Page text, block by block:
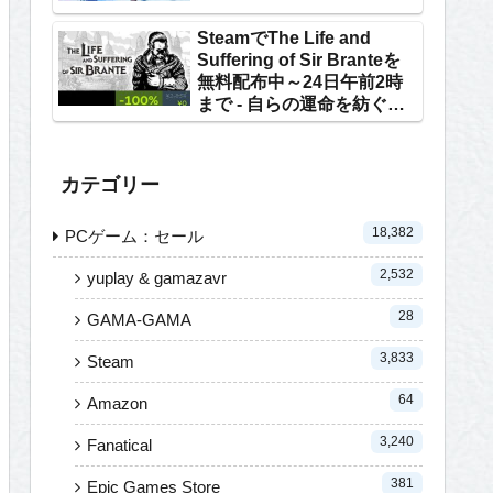
SteamでThe Life and
Suffering of Sir Branteを
無料配布中～24日午前2時
まで - 自らの運命を紡ぐテ
キストRPG
カテゴリー
PCゲーム：セール 18,382
yuplay & gamazavr 2,532
GAMA-GAMA 28
Steam 3,833
Amazon 64
Fanatical 3,240
Epic Games Store 381